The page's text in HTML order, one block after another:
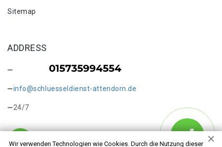
Wir verwenden Technologien wie Cookies. Durch die Nutzung dieser
Sitemap
ADDRESS
info@schluesseldienst-attendorn.de
24/7